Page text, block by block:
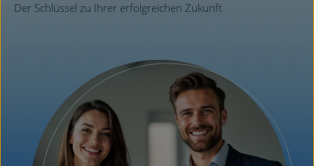
Der Schlüssel zu Ihrer erfolgreichen Zukunft